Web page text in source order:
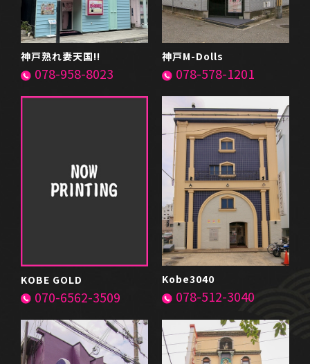
神戸熟れ妻天国!!
078-958-8023
神戸M-Dolls
078-578-1201
KOBE GOLD
070-6562-3509
Kobe3040
078-512-3040